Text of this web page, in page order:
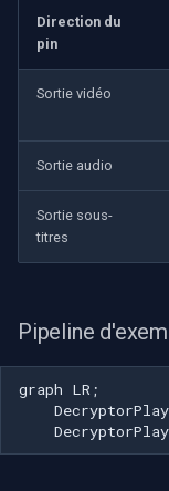
Direction du
pin
Sortie vidéo
Sortie audio
Sortie sous-
titres
Pipeline
graph LR;